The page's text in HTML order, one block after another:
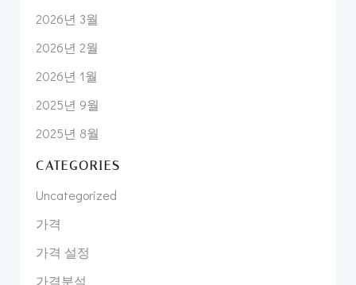
2026년 3월
2026년 2월
2026년 1월
2025년 9월
2025년 8월
CATEGORIES
Uncategorized
가격
가격 설정
가격분석